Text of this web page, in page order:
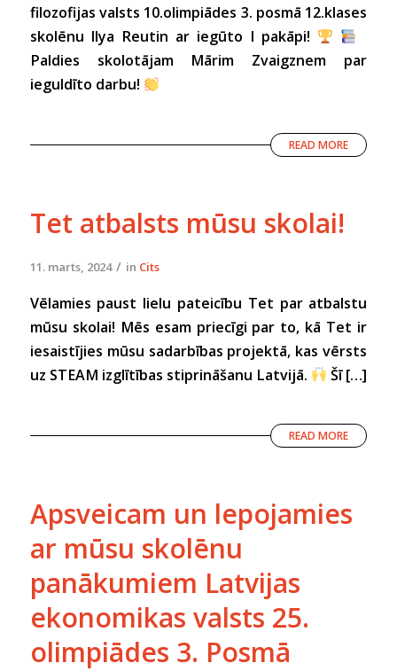
filozofijas valsts 10.olimpiādes 3. posmā 12.klases
skolēnu Ilya Reutin ar iegūto I pakāpi!
Paldies skolotājam Mārim Zvaigznem par
ieguldīto darbu!
READ MORE
Tet atbalsts mūsu skolai!
11. marts, 2024 / in Cits
Vēlamies paust lielu pateicību Tet par atbalstu
mūsu skolai! Mēs esam priecīgi par to, kā Tet ir
iesaistījies mūsu sadarbības projektā, kas vērsts
uz STEAM izglītības stiprināšanu Latvijā.
Šī […]
READ MORE
Apsveicam un lepojamies
ar mūsu skolēnu
panākumiem Latvijas
ekonomikas valsts 25.
olimpiādes 3. Posmā